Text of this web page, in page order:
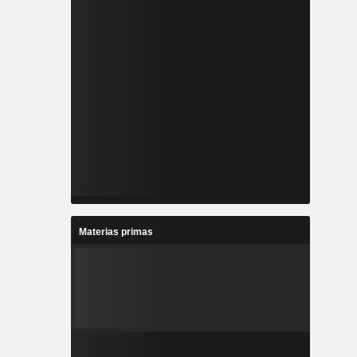
Materias primas